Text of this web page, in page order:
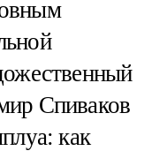
Спиваков
как